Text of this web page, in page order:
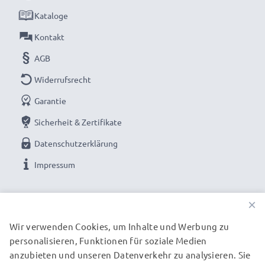
Marke:subtel Handykabel
Typ:Stromkabel und Datentransferkabel (Data
& Charging cable)
Anschluss 1
Anschluss 2: USB A Anschlussstecker
Version: 2.0
Datenrate (max) : 480 MBit/s - USB 2.0
Länge des Kabels:
Farbe
schnell.
Kataloge
Kontakt
AGB
Widerrufsrecht
Garantie
Sicherheit & Zertifikate
Datenschutzerklärung
Impressum
UNSERE VERSANDPARTNER
×
Wir verwenden Cookies, um Inhalte und Werbung zu
personalisieren, Funktionen für soziale Medien
anzubieten und unseren Datenverkehr zu analysieren. Sie